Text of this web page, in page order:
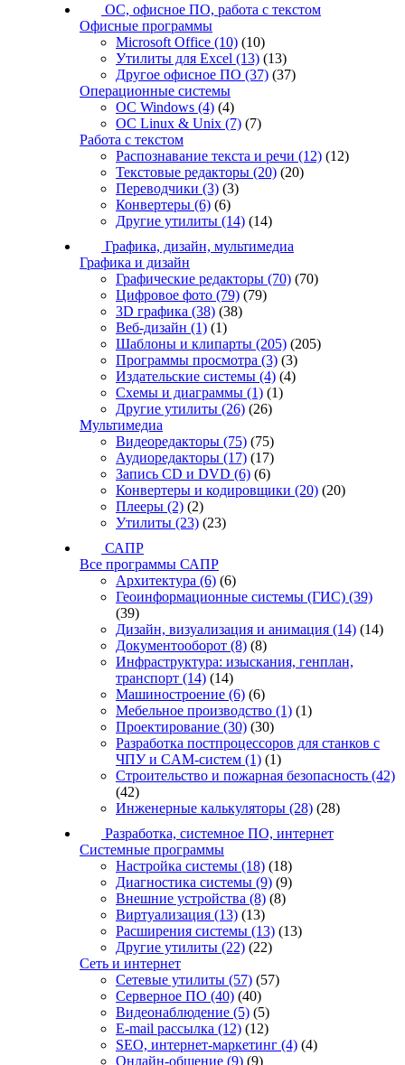
ОС, офисное ПО, работа с текстом
Офисные программы
Microsoft Office (10) (10)
Утилиты для Excel (13) (13)
Другое офисное ПО (37) (37)
Операционные системы
ОС Windows (4) (4)
ОС Linux & Unix (7) (7)
Работа с текстом
Распознавание текста и речи (12) (12)
Текстовые редакторы (20) (20)
Переводчики (3) (3)
Конвертеры (6) (6)
Другие утилиты (14) (14)
Графика, дизайн, мультимедиа
Графика и дизайн
Графические редакторы (70) (70)
Цифровое фото (79) (79)
3D графика (38) (38)
Веб-дизайн (1) (1)
Шаблоны и клипарты (205) (205)
Программы просмотра (3) (3)
Издательские системы (4) (4)
Схемы и диаграммы (1) (1)
Другие утилиты (26) (26)
Мультимедиа
Видеоредакторы (75) (75)
Аудиоредакторы (17) (17)
Запись CD и DVD (6) (6)
Конвертеры и кодировщики (20) (20)
Плееры (2) (2)
Утилиты (23) (23)
САПР
Все программы САПР
Архитектура (6) (6)
Геоинформационные системы (ГИС) (39)
(39)
Дизайн, визуализация и анимация (14) (14)
Документооборот (8) (8)
Инфраструктура: изыскания, генплан,
транспорт (14) (14)
Машиностроение (6) (6)
Мебельное производство (1) (1)
Проектирование (30) (30)
Разработка постпроцессоров для станков с
ЧПУ и CAM-систем (1) (1)
Строительство и пожарная безопасность (42)
(42)
Инженерные калькуляторы (28) (28)
Разработка, системное ПО, интернет
Системные программы
Настройка системы (18) (18)
Диагностика системы (9) (9)
Внешние устройства (8) (8)
Виртуализация (13) (13)
Расширения системы (13) (13)
Другие утилиты (22) (22)
Сеть и интернет
Сетевые утилиты (57) (57)
Серверное ПО (40) (40)
Видеонаблюдение (5) (5)
E-mail рассылка (12) (12)
SEO, интернет-маркетинг (4) (4)
Онлайн-общение (9) (9)